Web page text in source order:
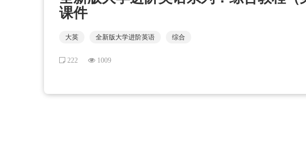
课件
大英 全新版大学进阶英语 综合
222 1009